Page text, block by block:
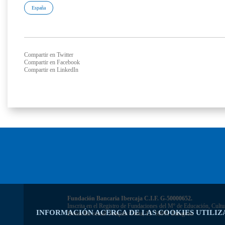
INFORMACIÓN ACERCA DE LAS COOKIES
España
Compartir en Twitter
Compartir en Facebook
Compartir en LinkedIn
Fundación Bancaria Ibercaja C.I.F. G-50000652.
Inscrita en el Registro de Fundaciones del Mº de Educación,
Domicilio social: Joaquín Costa, 13. 50001 Zaragoza.